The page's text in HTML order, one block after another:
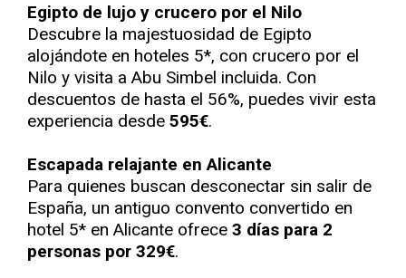
Egipto de lujo y crucero por el Nilo
Descubre la majestuosidad de Egipto
alojándote en hoteles 5*, con crucero por el
Nilo y visita a Abu Simbel incluida. Con
descuentos de hasta el 56%, puedes vivir esta
experiencia desde 595€.
Escapada relajante en Alicante
Para quienes buscan desconectar sin salir de
España, un antiguo convento convertido en
hotel 5* en Alicante ofrece 3 días para 2
personas por 329€.